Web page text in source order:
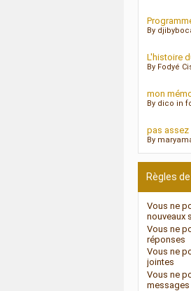
By
L'histoire
By Fodyé
mon
By dico in
pas assez
By
Règles
Vous ne
nouveaux
Vous ne
réponses
Vous ne
jointes
Vous ne
messages